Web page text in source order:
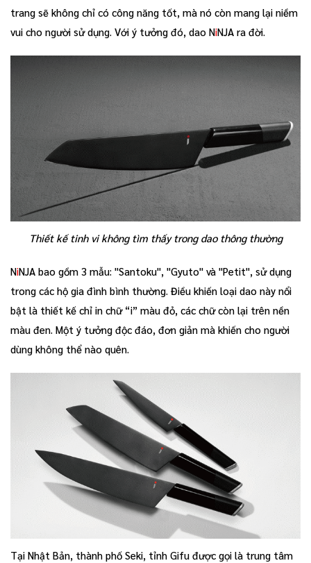
trang sẽ không chỉ có công năng tốt, mà nó còn mang lại niềm
vui cho người sử dụng. Với ý tưởng đó, dao NiNJA ra đời.
Thiết kế tinh vi không tìm thấy trong dao thông thường
NiNJA bao gồm 3 mẫu: "Santoku", "Gyuto" và "Petit", sử dụng
trong các hộ gia đình bình thường. Điều khiến loại dao này nổi
bật là thiết kế chỉ in chữ “i” màu đỏ, các chữ còn lại trên nền
màu đen. Một ý tưởng độc đáo, đơn giản mà khiến cho người
dùng không thể nào quên.
Tại Nhật Bản, thành phố Seki, tỉnh Gifu được gọi là trung tâm